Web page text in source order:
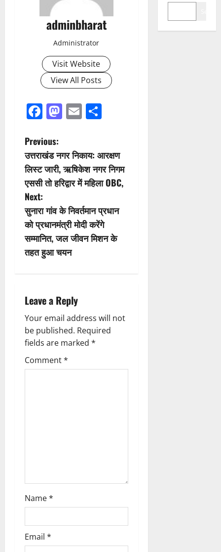
adminbharat
Administrator
Visit Website
View All Posts
Facebook
Mastodon
Email
P
o
s
t
n
a
g
a
t
i
Previous:
उत्तराखंड नगर निकाय: आरक्षण
लिस्ट जारी, ऋषिकेश नगर निगम
एससी तो हरिद्वार में महिला OBC,
Next:
सुनारा गांव के निवर्तमान प्रधान
को प्रधानमंत्री मोदी करेंगे
सम्मानित, जल जीवन मिशन के
तहत हुआ चयन
Leave a Reply
Your email address will not
be published. Required
fields are marked *
Comment*
Name*
Email *